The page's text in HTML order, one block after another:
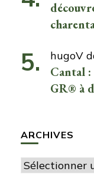
hugoV
Cantal
GR® à
ARCHIVES
Archives